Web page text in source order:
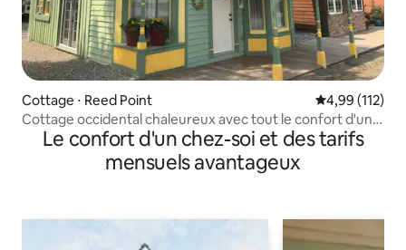
Cottage ⋅ Reed Point Évaluation
4,99 (112)
Cottage occidental chaleureux avec tout le confort d'une
maison
Le confort d'un chez-soi et des tarifs
mensuels avantageux